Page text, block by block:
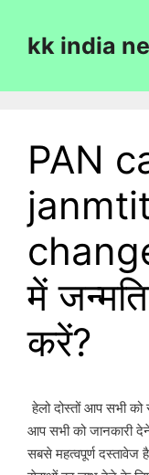
contentkk india
PAN
में
करें?
हेलो दोस्तों आप सभी
आप सभी को जानकारी
सबसे महत्वपूर्ण दस्तावेज